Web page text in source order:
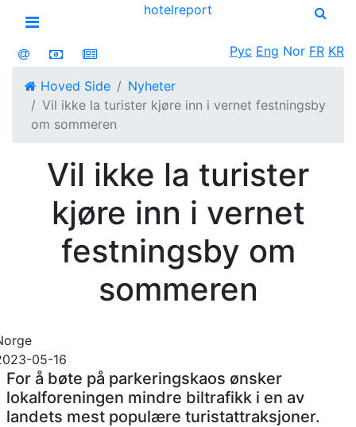
Open menu
hotelreport
Рус Eng Nor FR KR
Hoved Side
Nyheter
Vil ikke la turister kjøre inn i vernet festningsby
om sommeren
Vil ikke la turister
kjøre inn i vernet
festningsby om
sommeren
05-16
For å bøte på parkeringskaos ønsker
lokalforeningen mindre biltrafikk i en av
landets mest populære turistattraksjoner.